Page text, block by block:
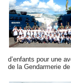
d’enfants pour une
de la Gendarmerie